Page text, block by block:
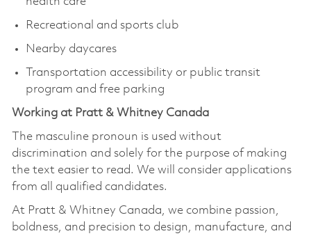
Recreational and sports club
Nearby daycares
Transportation accessibility or public transit
program and free parking
Working at Pratt & Whitney Canada
The masculine pronoun is used without
discrimination and solely for the purpose of making
the text easier to read. We will consider applications
from all qualified candidates.
At Pratt & Whitney Canada, we combine passion,
boldness, and precision to design, manufacture, and